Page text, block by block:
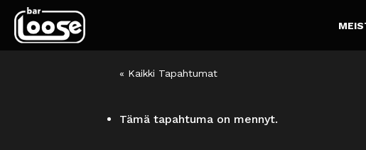
« Kaikki Tapahtumat
Tämä tapahtuma on mennyt.